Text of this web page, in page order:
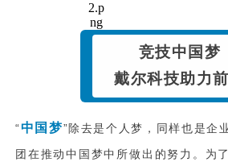
竞技中国梦
戴尔科技助力
“中国梦”除去是个人梦，同样也是企
团在推动中国梦中所做出的努力。为